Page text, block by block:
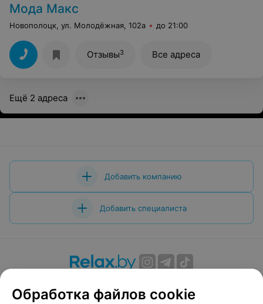
Мода Макс
Новополоцк, ул. Молодёжная, 102а до 21:00
Отзывы3 Все адреса
Ещё 2 адреса
Добавить компанию
Добавить специалиста
Вакансии
Публичный договор
Способы оплаты
Обработка файлов cookie